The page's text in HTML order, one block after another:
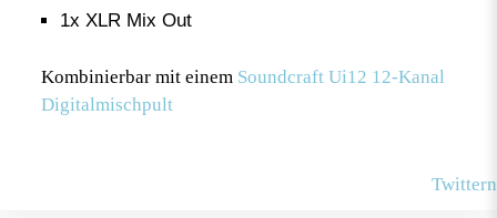
1x XLR Mix Out
Kombinierbar mit einem Soundcraft Ui12 12-Kanal
Digitalmischpult
Twittern